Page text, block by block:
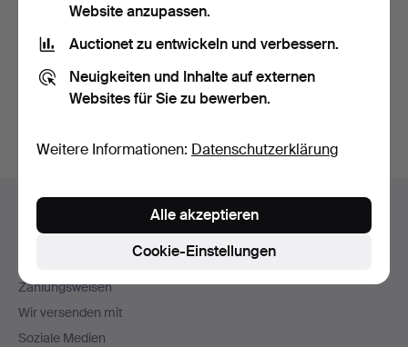
Sie können auch inBeendete Auktionen aus unserem
suchen.
Fußzeilen-
Kontakt mit dem Support aufnehmen
Zahlungsweisen
Wir versenden mit
Soziale Medien
Website anzupassen.
Auctionet zu entwickeln und verbessern.
Neuigkeiten und Inhalte auf externen
Websites für Sie zu bewerben.
Weitere Informationen: Datenschutzerklärung
Cookie-Einstellungen
Alle akzeptieren